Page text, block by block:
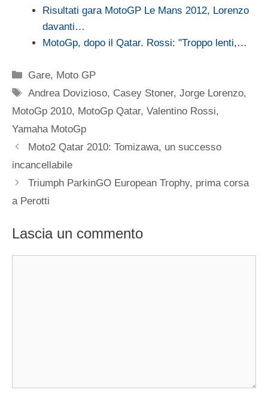
Risultati gara MotoGP Le Mans 2012, Lorenzo
davanti…
MotoGp, dopo il Qatar. Rossi: "Troppo lenti,…
Categorie
Gare, Moto GP
Tag
Andrea Dovizioso, Casey Stoner,Jorge Lorenzo,
MotoGp 2010, MotoGp Qatar, Valentino Rossi,
Yamaha MotoGp
Moto2 Qatar 2010: Tomizawa, un successo
incancellabile
Triumph ParkinGO European Trophy, prima corsa
a Perotti
Lascia un commento